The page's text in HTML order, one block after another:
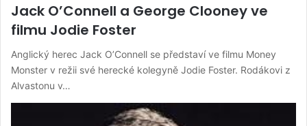
Jack O’Connell a George Clooney ve
filmu Jodie Foster
Anglický herec Jack O’Connell se představí ve filmu Money
Monster v režii své herecké kolegyně Jodie Foster. Rodákovi z
Alvastonu v…